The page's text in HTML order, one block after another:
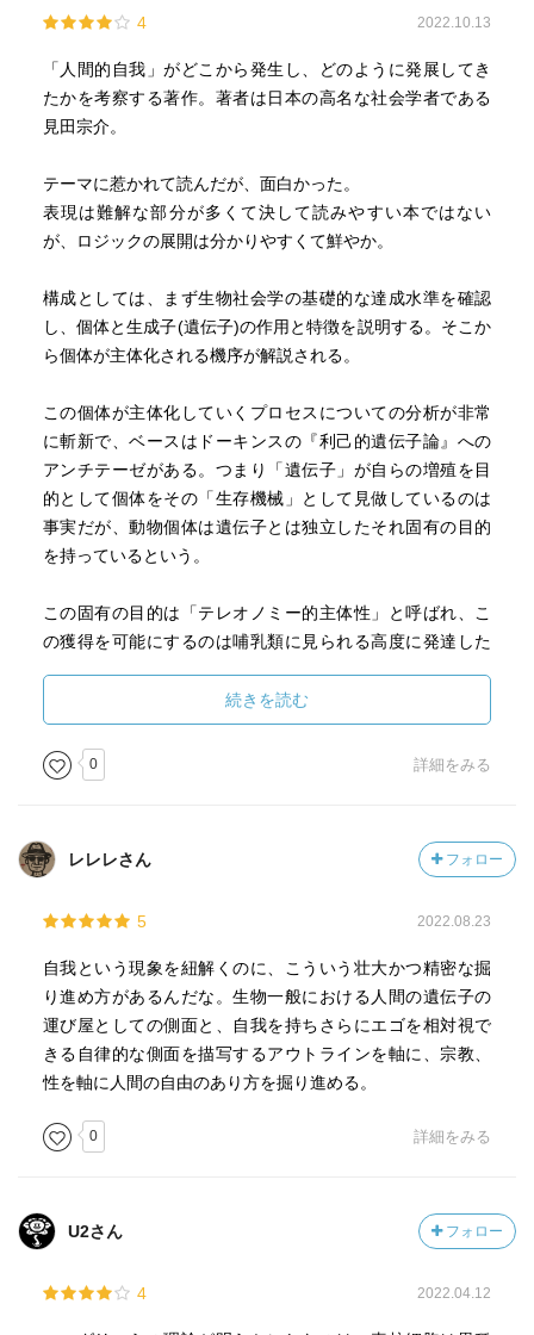
「哲学に関していえば‥‥ブレイン・サイエンスの成果は
「精神現象も含めてあらゆる生命現象が根本的には物質的
ます」と言う。
ン(自己表現)にすぎないんだと考えることも出来る」「同じ
人間というスピーシズに属する個体同士で同じ認識メカニ
だけ、人間のブレインがあるから世界はここにある、そう
1993年の真木悠介、‘90年の利根川進の話である。
その後30年以上、脳に関する研究は進み、
あらゆる意味で、近い将来世界はどんな社会になるのか興
味深々である。
その、生物学の確たるパラダイムを打ち破るのは、生物学
「利己的な遺伝子」パラダイムを内側から食い破るもの、
それが「生物は本来共生体」であるという生物学の知見
生物は本来的に自己を超える契機を植え付けられていると
いう現代生物学の到達地点が、自我の可能性を切り開き、
「遺伝子の専制」を破り、ひいては、 独我論を超克す
その論の進め方がスリリングで感動的だ。
利己性(エゴイズム)は実は生物に本源的なものではないこと
を、生物学の知見のみで証明してみせるのだ。
生物は共生を基本とし、利他的行動を埋め込まれて生きて
いること。
自己を滅却してまでも、他者のために生きることが生物の
根幹にあること。
—それを鮮やかに示したのだ。
社会学はこんなことまで出来るのだ、と感動と勇気を与え
4 2022.10.13
「人間的自我」がどこから発生し、どのように発展してき
たかを考察する著作。著者は日本の高名な社会学者である
見田宗介。
テーマに惹かれて読んだが、面白かった。
表現は難解な部分が多くて決して読みやすい本ではない
が、ロジックの展開は分かりやすくて鮮やか。
構成としては、まず生物社会学の基礎的な達成水準を確認
し、個体と生成子(遺伝子)の作用と特徴を説明する。そこか
ら個体が主体化される機序が解説される。
この個体が主体化していくプロセスについての分析が非常
に斬新で、ベースはドーキンスの『利己的遺伝子論』への
アンチテーゼがある。つまり「遺伝子」が自らの増殖を目
的として個体をその「生存機械」として見做しているのは
事実だが、動物個体は遺伝子とは独立したそれ固有の目的
を持っているという。
この固有の目的は「テレオノミー的主体性」と呼ばれ、こ
の獲得を可能にするのは哺乳類に見られる高度に発達した
他個体を個体として認識することが、選択的な攻撃性の抑
制、およびユニークさの発達に繋がるわけである。
また個体は自立性・自律性を獲得してきたが、完全に閉じ
いて、互いに影響を及ぼしている。
かと思う。
とはいえ、ハミルトンの「包括的適応」理論やローレン
ツ、トリヴァースといった動物行動学の内容を理解してい
ることが前提で主張が進行するため、その事前知識はあっ
た方が良いかと思う。
続きを読む
0 詳細をみる
レレレさん フォロー
5 2022.08.23
自我という現象を紐解くのに、こういう壮大かつ精密な掘
り進め方があるんだな。生物一般における人間の遺伝子の
運び屋としての側面と、自我を持ちさらにエゴを相対視で
きる自律的な側面を描写するアウトラインを軸に、宗教、
性を軸に人間の自由のあり方を掘り進める。
0 詳細をみる
U2さん フォロー
4 2022.04.12